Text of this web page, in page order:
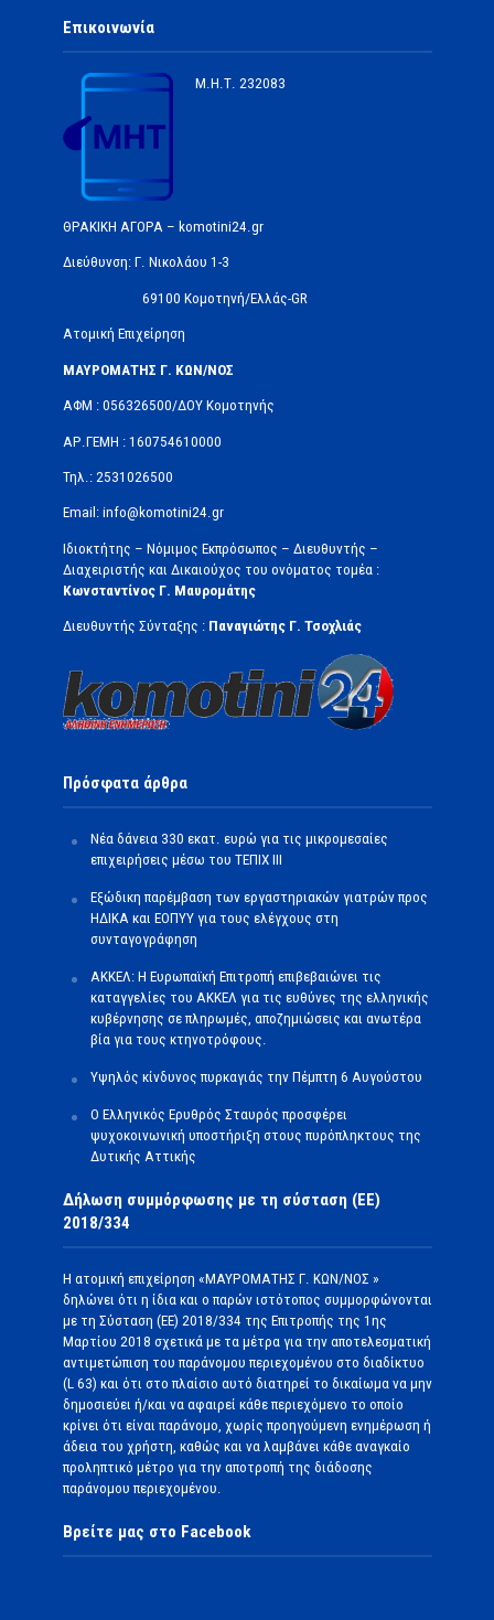
Επικοινωνία
Μ.Η.Τ. 232083
ΘΡΑΚΙΚΗ ΑΓΟΡΑ – komotini24.gr
Διεύθυνση: Γ. Νικολάου 1-3
69100 Κομοτηνή/Ελλάς-GR
Ατομική Επιχείρηση
ΜΑΥΡΟΜΑΤΗΣ Γ. ΚΩΝ/ΝΟΣ
ΑΦΜ : 056326500/ΔOΥ Κομοτηνής
ΑΡ.ΓΕΜΗ : 160754610000
Τηλ.: 2531026500
Email: info@komotini24.gr
Ιδιοκτήτης – Νόμιμος Εκπρόσωπος – Διευθυντής –
Διαχειριστής και Δικαιούχος του ονόματος τομέα :
Κωνσταντίνος Γ. Μαυρομάτης
Διευθυντής Σύνταξης : Παναγιώτης Γ. Τσοχλιάς
Πρόσφατα άρθρα
Νέα δάνεια 330 εκατ. ευρώ για τις μικρομεσαίες
επιχειρήσεις μέσω του ΤΕΠΙΧ ΙΙΙ
Εξώδικη παρέμβαση των εργαστηριακών γιατρών προς
ΗΔΙΚΑ και ΕΟΠΥΥ για τους ελέγχους στη
συνταγογράφηση
ΑΚΚΕΛ: Η Ευρωπαϊκή Επιτροπή επιβεβαιώνει τις
καταγγελίες του ΑΚΚΕΛ για τις ευθύνες της ελληνικής
κυβέρνησης σε πληρωμές, αποζημιώσεις και ανωτέρα
βία για τους κτηνοτρόφους.
Υψηλός κίνδυνος πυρκαγιάς την Πέμπτη 6 Αυγούστου
Ο Ελληνικός Ερυθρός Σταυρός προσφέρει
ψυχοκοινωνική υποστήριξη στους πυρόπληκτους της
Δυτικής Αττικής
Δήλωση συμμόρφωσης με τη σύσταση (ΕΕ)
2018/334
Η ατομική επιχείρηση «ΜΑΥΡΟΜΑΤΗΣ Γ. ΚΩΝ/ΝΟΣ »
δηλώνει ότι η ίδια και ο παρών ιστότοπος συμμορφώνονται
με τη Σύσταση (ΕΕ) 2018/334 της Επιτροπής της 1ης
Μαρτίου 2018 σχετικά με τα μέτρα για την αποτελεσματική
αντιμετώπιση του παράνομου περιεχομένου στο διαδίκτυο
(L 63) και ότι στο πλαίσιο αυτό διατηρεί το δικαίωμα να μην
δημοσιεύει ή/και να αφαιρεί κάθε περιεχόμενο το οποίο
κρίνει ότι είναι παράνομο, χωρίς προηγούμενη ενημέρωση ή
άδεια του χρήστη, καθώς και να λαμβάνει κάθε αναγκαίο
προληπτικό μέτρο για την αποτροπή της διάδοσης
παράνομου περιεχομένου.
Βρείτε μας στο Facebook